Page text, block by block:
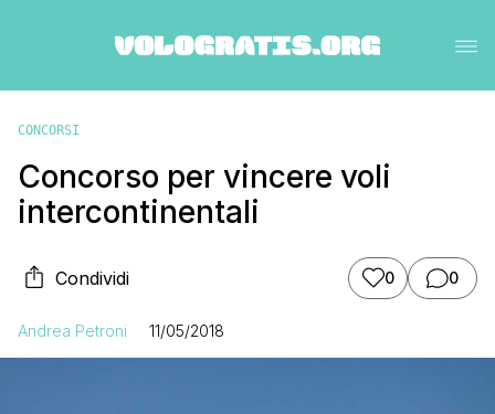
CONCORSI
Concorso per vincere voli
intercontinentali
Condividi 0 0
Andrea Petroni 11/05/2018